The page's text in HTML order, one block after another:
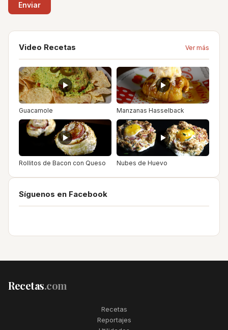
Video Recetas Ver más
Guacamole Manzanas Hasselback
Rollitos de Bacon con Queso Nubes de Huevo
Síguenos en Facebook
Recetas.com
Recetas
Reportajes